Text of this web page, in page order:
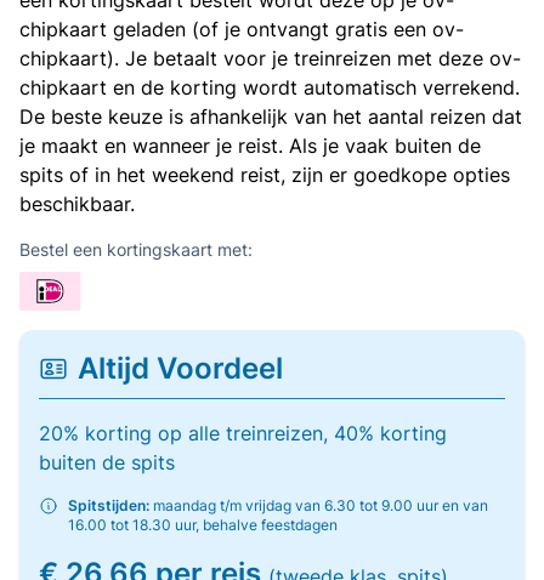
chipkaart geladen (of je ontvangt gratis een ov-
chipkaart). Je betaalt voor je treinreizen met deze ov-
chipkaart en de korting wordt automatisch verrekend.
De beste keuze is afhankelijk van het aantal reizen dat
je maakt en wanneer je reist. Als je vaak buiten de
spits of in het weekend reist, zijn er goedkope opties
beschikbaar.
Bestel een kortingskaart met:
Altijd Voordeel
20% korting op alle treinreizen, 40% korting
buiten de spits
Spitstijden: maandag t/m vrijdag van 6.30 tot 9.00 uur en van
16.00 tot 18.30 uur, behalve feestdagen